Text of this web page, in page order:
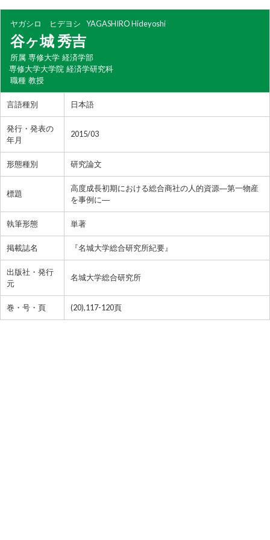
ヤガシロ ヒデヨシ YAGASHIRO Hideyoshi
谷ヶ城 秀吉
所属 専修大学 経済学部
専修大学大学院 経済学研究科
職種 教授
言語種別 日本語
発行・発表の
年月
2015/03
形態種別 研究論文
標題
高度成長初期における総合商社の人的資源―第一物産
を事例に―
執筆形態 単著
掲載誌名 『名城大学総合研究所紀要』
出版社・発行
元
名城大学総合研究所
巻・号・頁 (20),117-120頁